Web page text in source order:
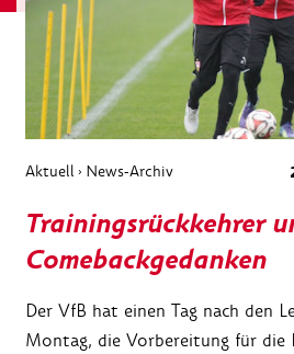
Aktuell › News-Archiv
Trainingsrückkehrer
Comebackgedanken
Der VfB hat einen Tag nach den
Montag, die Vorbereitung für die